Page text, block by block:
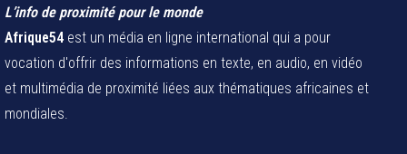
L’info de proximité pour le monde
Afrique54 est un média en ligne international qui a pour
vocation d'offrir des informations en texte, en audio, en vidéo
et multimédia de proximité liées aux thématiques africaines et
mondiales.